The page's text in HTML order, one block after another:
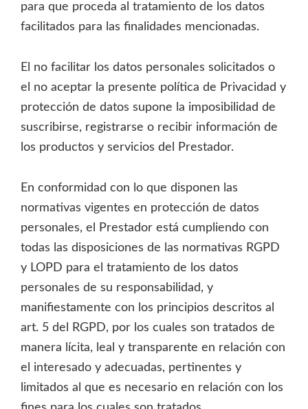
para que proceda al tratamiento de los datos
facilitados para las finalidades mencionadas.
El no facilitar los datos personales solicitados o
el no aceptar la presente política de Privacidad y
protección de datos supone la imposibilidad de
suscribirse, registrarse o recibir información de
los productos y servicios del Prestador.
En conformidad con lo que disponen las
normativas vigentes en protección de datos
personales, el Prestador está cumpliendo con
todas las disposiciones de las normativas RGPD
y LOPD para el tratamiento de los datos
personales de su responsabilidad, y
manifiestamente con los principios descritos al
art. 5 del RGPD, por los cuales son tratados de
manera lícita, leal y transparente en relación con
el interesado y adecuadas, pertinentes y
limitados al que es necesario en relación con los